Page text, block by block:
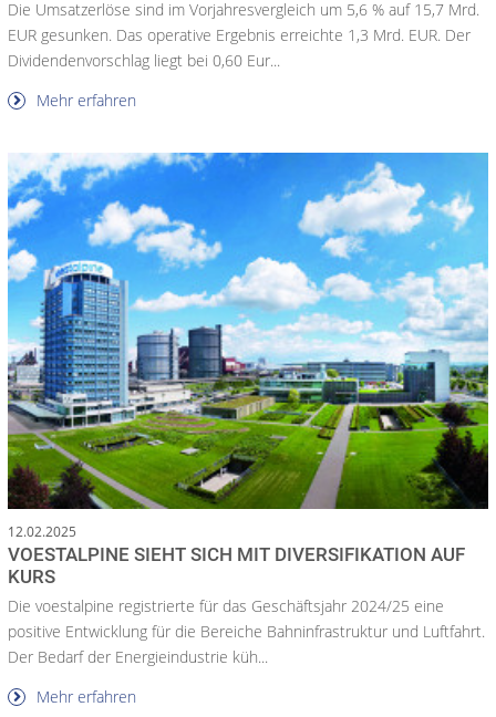
Die Umsatzerlöse sind im Vorjahresvergleich um 5,6 % auf 15,7 Mrd.
EUR gesunken. Das operative Ergebnis erreichte 1,3 Mrd. EUR. Der
Dividendenvorschlag liegt bei 0,60 Eur...
Mehr erfahren
12.02.2025
VOESTALPINE SIEHT SICH MIT DIVERSIFIKATION AUF
KURS
Die voestalpine registrierte für das Geschäftsjahr 2024/25 eine
positive Entwicklung für die Bereiche Bahninfrastruktur und Luftfahrt.
Der Bedarf der Energieindustrie küh...
Mehr erfahren